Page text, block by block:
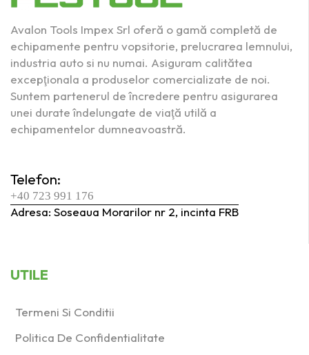
Avalon Tools Impex Srl oferă o gamă completă de
echipamente pentru vopsitorie, prelucrarea lemnului,
industria auto si nu numai. Asiguram calitătea
excepţionala a produselor comercializate de noi.
Suntem partenerul de încredere pentru asigurarea
unei durate îndelungate de viaţă utilă a
echipamentelor dumneavoastră.
Telefon:
+40 723 991 176
Adresa: Soseaua Morarilor nr 2, incinta FRB
UTILE
Termeni Si Conditii
Politica De Confidentialitate